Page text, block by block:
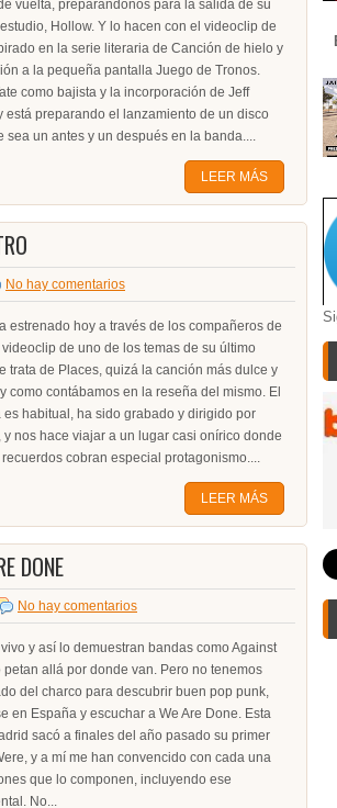
vuelta, preparándonos para la salida de su
Hollow. Y lo hacen con el videoclip de
en la serie literaria de Canción de hielo y
a la pequeña pantalla Juego de Tronos.
como bajista y la incorporación de Jeff
está preparando el lanzamiento de un disco
sea un antes y un después en la banda....
LEER MÁS
No hay comentarios
estrenado hoy a través de los compañeros de
de uno de los temas de su último
trata de Places, quizá la canción más dulce y
como contábamos en la reseña del mismo. El
es habitual, ha sido grabado y dirigido por
y nos hace viajar a un lugar casi onírico donde
cobran especial protagonismo....
LEER MÁS
DONE
No hay comentarios
y así lo demuestran bandas como Against
petan allá por donde van. Pero no tenemos
del charco para descubrir buen pop punk,
en España y escuchar a We Are Done. Esta
sacó a finales del año pasado su primer
y a mí me han convencido con cada una
que lo componen, incluyendo ese
No...